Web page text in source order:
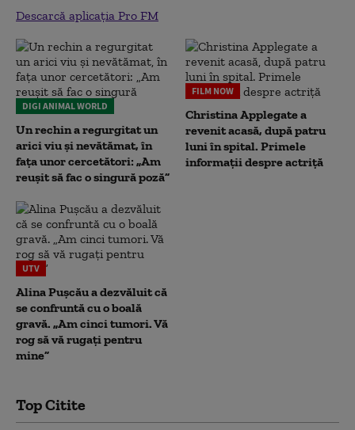
Descarcă aplicația Pro FM
DIGI ANIMAL WORLD
Un rechin a regurgitat un
arici viu și nevătămat, în
fața unor cercetători: „Am
reușit să fac o singură poză”
FILM NOW
Christina Applegate a
revenit acasă, după patru
luni în spital. Primele
informații despre actriță
UTV
Alina Pușcău a dezvăluit că
se confruntă cu o boală
gravă. „Am cinci tumori. Vă
rog să vă rugați pentru
mine”
Top Citite